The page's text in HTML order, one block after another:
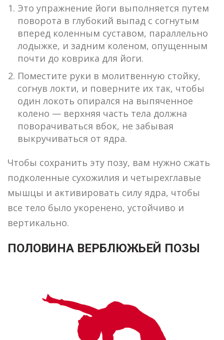
Это упражнение йоги выполняется путем
поворота в глубокий выпад с согнутым
вперед коленным суставом, параллельно
лодыжке, и задним коленом, опущенным
почти до коврика для йоги.
Поместите руки в молитвенную стойку,
согнув локти, и поверните их так, чтобы
один локоть опирался на выпяченное
колено — верхняя часть тела должна
поворачиваться вбок, не забывая
выкручиваться от ядра.
Чтобы сохранить эту позу, вам нужно сжать
подколенные сухожилия и четырехглавые
мышцы и активировать силу ядра, чтобы
все тело было укоренено, устойчиво и
вертикально.
ПОЛОВИНА ВЕРБЛЮЖЬЕЙ ПОЗЫ